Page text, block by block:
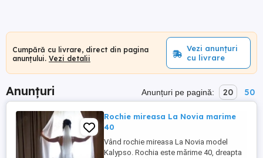
Cumpără cu livrare, direct din pagina
anunțului. Vezi detalii
Vezi anunțuri
cu livrare
Anunțuri Anunțuri pe pagină: 20 50
Rochie mireasa La Novia marime
40
Vând rochie mireasa La Novia model
Kalypso. Rochia este mărime 40, dreapta